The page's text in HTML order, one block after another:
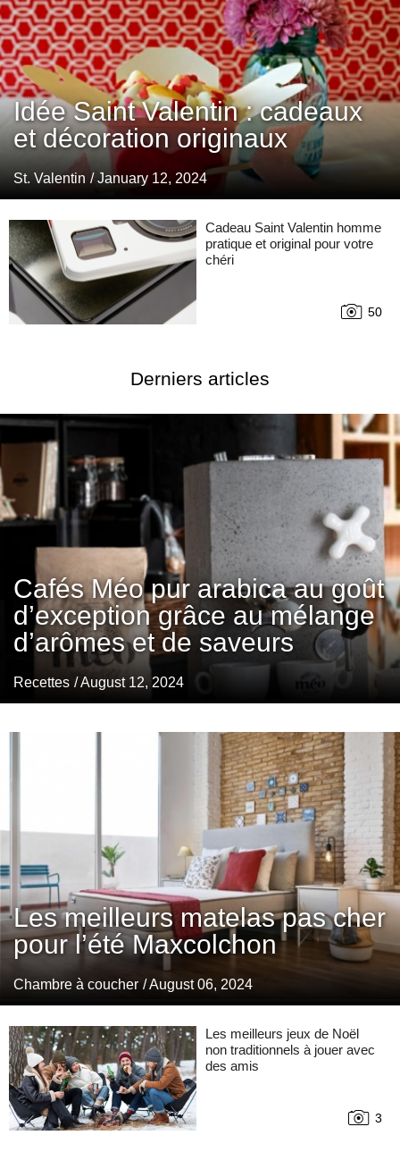
Idée Saint Valentin : cadeaux
et décoration originaux
St. Valentin / January 12, 2024
Cadeau Saint Valentin homme
pratique et original pour votre
chéri
50
Derniers articles
Cafés Méo pur arabica au goût
d’exception grâce au mélange
d’arômes et de saveurs
Recettes / August 12, 2024
Les meilleurs matelas pas cher
pour l’été Maxcolchon
Chambre à coucher / August 06, 2024
Les meilleurs jeux de Noël
non traditionnels à jouer avec
des amis
3